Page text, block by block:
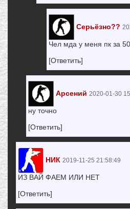
Серьёзно??
Чел мда у меня пк за
[Ответить]
Арсений 2020-01-30
ну точно
[Ответить]
НИК 2019-11-25 21:58:49
ИЗ ВАЙ ФАЕМ ИЛИ НЕТ
[Ответить]